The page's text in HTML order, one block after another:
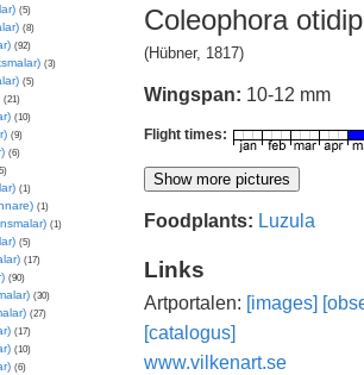
Coleophora
(Hübner, 1817)
Wingspan: 10-12 mm
Flight times:
Foodplants: Luzula
Links
Artportalen: [images]
[catalogus]
www.vilkenart.se
(5)
(8)
(92)
(3)
(5)
(21)
(10)
(9)
(6)
(1)
(1)
(1)
(5)
(17)
(90)
(30)
(27)
(17)
(10)
(6)